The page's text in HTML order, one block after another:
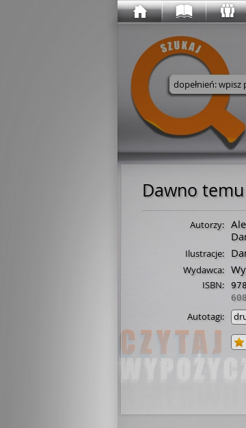
Dawno
Autorzy:
Ilustracje:
Wydawca:
ISBN:
Autotagi: